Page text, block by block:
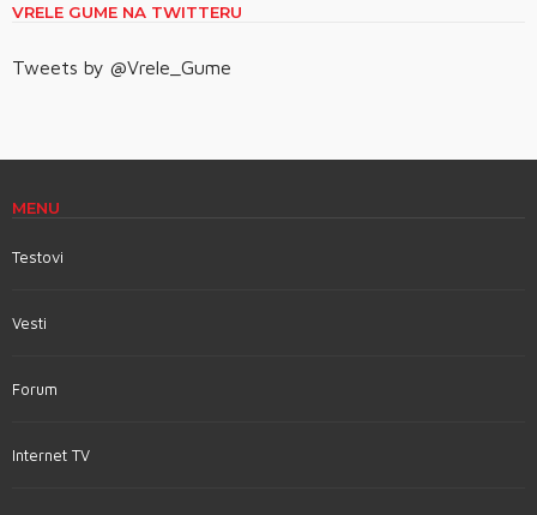
VRELE GUME NA TWITTERU
Tweets by @Vrele_Gume
MENU
Testovi
Vesti
Forum
Internet TV